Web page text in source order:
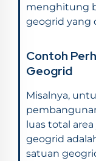
menghitung
geogrid yang
Contoh
Geogrid
Misalnya,
luas total
geogrid
satuan